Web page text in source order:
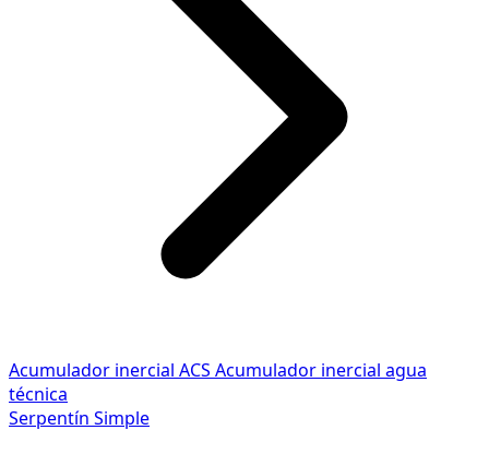
Acumulador inercial ACS Acumulador inercial agua
técnica
Serpentín Simple